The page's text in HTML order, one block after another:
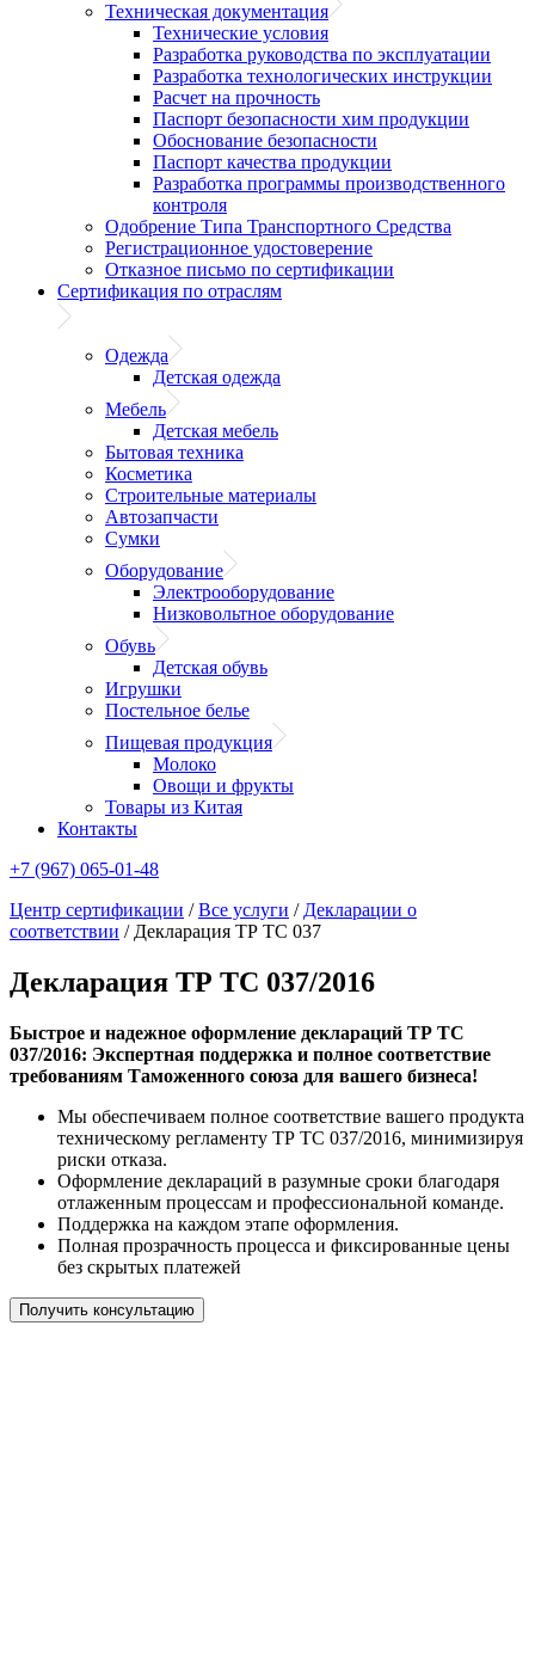
Техническая документация
Технические условия
Разработка руководства по эксплуатации
Разработка технологических инструкции
Расчет на прочность
Паспорт безопасности хим продукции
Обоснование безопасности
Паспорт качества продукции
Разработка программы производственного
контроля
Одобрение Типа Транспортного Средства
Регистрационное удостоверение
Отказное письмо по сертификации
Сертификация по отраслям
Одежда
Детская одежда
Мебель
Детская мебель
Бытовая техника
Косметика
Строительные материалы
Автозапчасти
Сумки
Оборудование
Электрооборудование
Низковольтное оборудование
Обувь
Детская обувь
Игрушки
Постельное белье
Пищевая продукция
Молоко
Овощи и фрукты
Товары из Китая
Контакты
+7 (967) 065-01-48
Центр сертификации /Все услуги / Декларации о
соответствии / Декларация ТР ТС 037
Декларация ТР ТС 037/2016
Быстрое и надежное оформление деклараций ТР ТС
037/2016: Экспертная поддержка и полное соответствие
требованиям Таможенного союза для вашего бизнеса!
Мы обеспечиваем полное соответствие вашего продукта
техническому регламенту ТР ТС 037/2016, минимизируя
риски отказа.
Оформление деклараций в разумные сроки благодаря
отлаженным процессам и профессиональной команде.
Поддержка на каждом этапе оформления.
Полная прозрачность процесса и фиксированные цены
без скрытых платежей
Получить консультацию